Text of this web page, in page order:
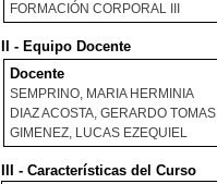
FORMACIÓN CORPORAL III
II - Equipo Docente
Docente
SEMPRINO, MARIA HERMINIA
DIAZ ACOSTA, GERARDO TOMAS
GIMENEZ, LUCAS EZEQUIEL
III - Características del Curso